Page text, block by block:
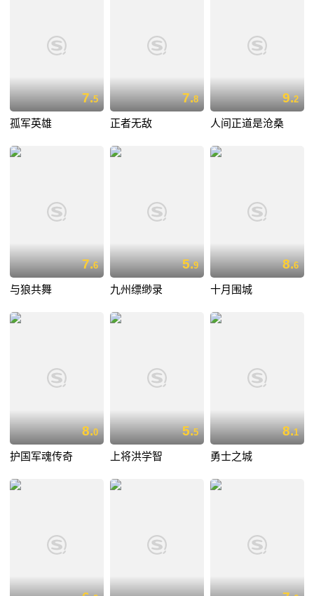
7.5
孤军英雄
7.8
正者无敌
9.2
人间正道是沧桑
7.6
与狼共舞
5.9
九州缥缈录
8.6
十月围城
8.0
护国军魂传奇
5.5
上将洪学智
8.1
勇士之城